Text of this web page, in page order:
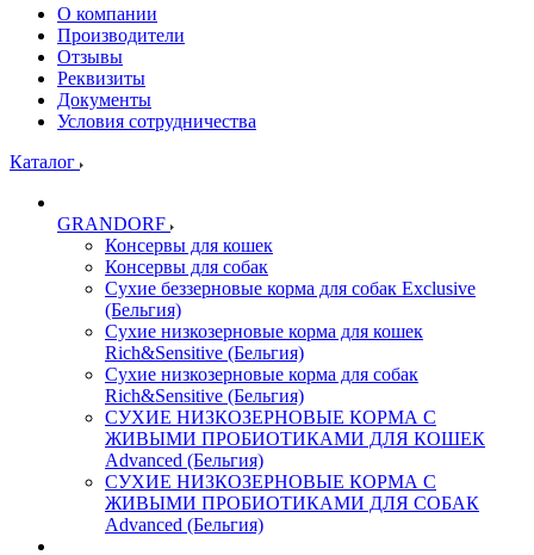
О компании
Производители
Отзывы
Реквизиты
Документы
Условия сотрудничества
Каталог
GRANDORF
Консервы для кошек
Консервы для собак
Сухие беззерновые корма для собак Exclusive
(Бельгия)
Сухие низкозерновые корма для кошек
Rich&Sensitive (Бельгия)
Сухие низкозерновые корма для собак
Rich&Sensitive (Бельгия)
СУХИЕ НИЗКОЗЕРНОВЫЕ КОРМА С
ЖИВЫМИ ПРОБИОТИКАМИ ДЛЯ КОШЕК
Advanced (Бельгия)
СУХИЕ НИЗКОЗЕРНОВЫЕ КОРМА С
ЖИВЫМИ ПРОБИОТИКАМИ ДЛЯ СОБАК
Advanced (Бельгия)